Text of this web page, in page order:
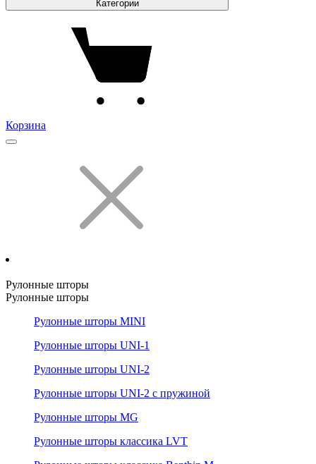
Категории
Корзина
Рулонные шторы
Рулонные шторы
Рулонные шторы MINI
Рулонные шторы UNI-1
Рулонные шторы UNI-2
Рулонные шторы UNI-2 с пружиной
Рулонные шторы MG
Рулонные шторы классика LVT